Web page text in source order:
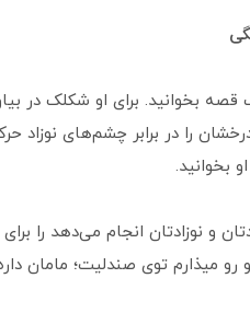
قصه بخوانید. برای او شکلک در
را در برابر چشم‌های نوزاد
بخوانید.
و نوزادتان انجام می‌دهد را
رو میذارم توی صندلیت؛ مامان